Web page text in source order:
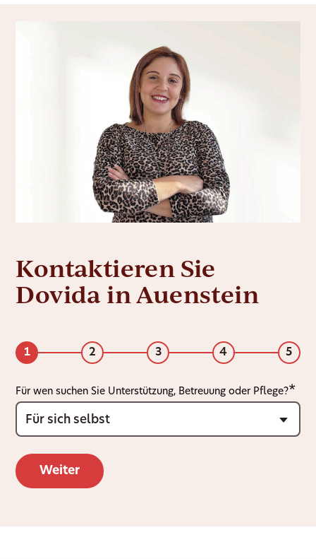
Kontaktieren Sie
Dovida in Auenstein
1 2 3 4 5
Für wen suchen Sie Unterstützung, Betreuung oder Pflege?